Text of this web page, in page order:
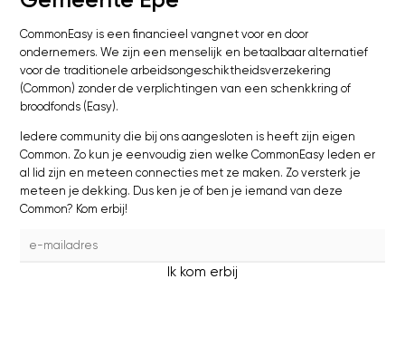
CommonEasy is een financieel vangnet voor en door
ondernemers. We zijn een menselijk en betaalbaar alternatief
voor de traditionele arbeidsongeschiktheidsverzekering
(Common) zonder de verplichtingen van een schenkkring of
broodfonds (Easy).
Iedere community die bij ons aangesloten is heeft zijn eigen
Common. Zo kun je eenvoudig zien welke CommonEasy leden er
al lid zijn en meteen connecties met ze maken. Zo versterk je
meteen je dekking. Dus ken je of ben je iemand van deze
Common? Kom erbij!
Ik kom erbij